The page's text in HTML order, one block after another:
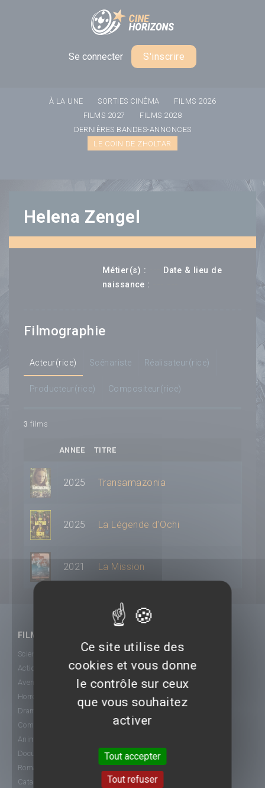
Se connecter S'inscrire
À LA UNE SORTIES CINÉMA
FILMS 2026
FILMS 2027
FILMS 2028
DERNIÈRES BANDES-ANNONCES
LE COIN DE ZHOLTAR
Helena Zengel
Métier(s) :
Date & lieu de
naissance :
Filmographie
Acteur(rice) Scénariste Réalisateur(rice)
Producteur(rice) Compositeur(rice)
3 films
ANNEE TITRE
2025 Transamazonia
2025 La Légende d'Ochi
2021 La Mission
FILMS
Science-Fiction
Action
Aventure
Horreur
Drame
Comédie
Animation
Documentaire
Romance
Catastrophe
Panneau de gestion des cookies
Ce site utilise des
cookies et vous donne
le contrôle sur ceux
que vous souhaitez
activer
Tout accepter
Tout refuser